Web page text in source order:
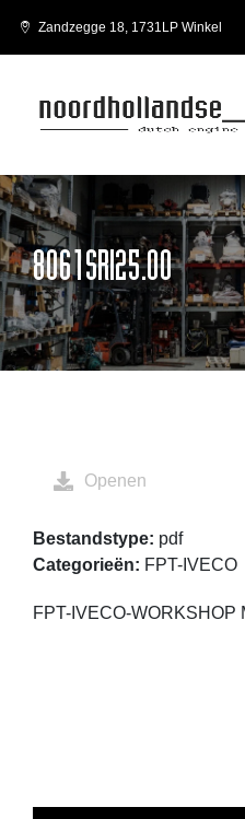
Zandzegge 18, 1731LP Winkel
8061SRI25.00
FPT-IVECO-
Openen
Bestandstype: pdf
Categorieën: FPT-IVECO